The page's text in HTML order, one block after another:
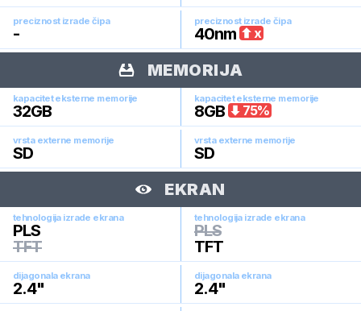
preciznost izrade čipa
-
preciznost izrade čipa
40nm x
MEMORIJA
kapacitet eksterne memorije
32GB
kapacitet eksterne memorije
8GB 75%
vrsta externe memorije
SD
vrsta externe memorije
SD
EKRAN
tehnologija izrade ekrana
PLS
TFT
tehnologija izrade ekrana
PLS
TFT
dijagonala ekrana
2.4"
dijagonala ekrana
2.4"